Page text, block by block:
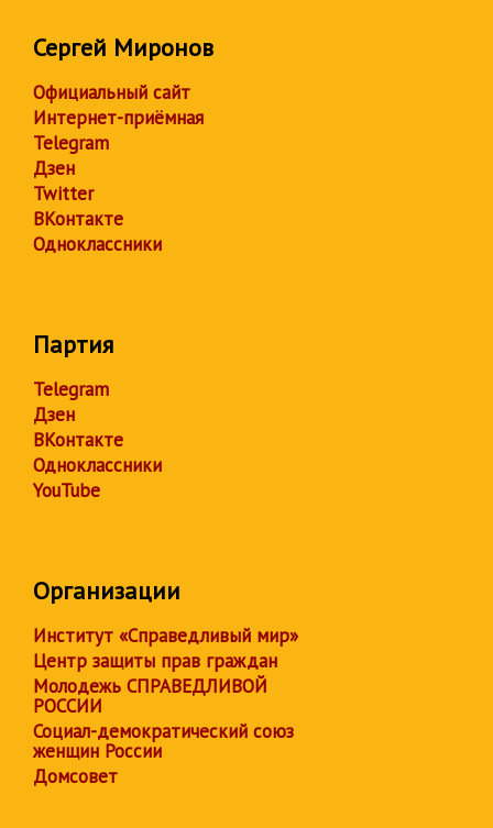
Сергей Миронов
Официальный сайт
Интернет-приёмная
Telegram
Дзен
Twitter
ВКонтакте
Одноклассники
Партия
Telegram
Дзен
ВКонтакте
Одноклассники
YouTube
Организации
Институт «Справедливый мир»
Центр защиты прав граждан
Молодежь СПРАВЕДЛИВОЙ
РОССИИ
Социал-демократический союз
женщин России
Домсовет